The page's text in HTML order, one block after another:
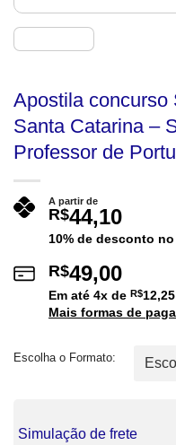
Apostila concurso
Santa Catarina –
Professor de
A partir de
R$44,10
10% de desconto no
R$49,00
Em até 4x de R$12,25
Mais formas de
Escolha o Formato:
Simulação de frete